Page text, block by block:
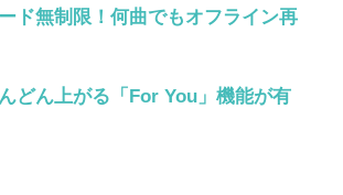
ド無制限！何曲でもオフライン再
どん上がる「For You」機能が有